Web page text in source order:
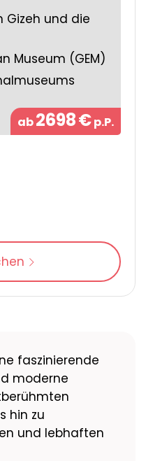
Gizeh und die
Museum (GEM)
ab2698€p.P.
faszinierende
moderne
hin zu
und lebhaften